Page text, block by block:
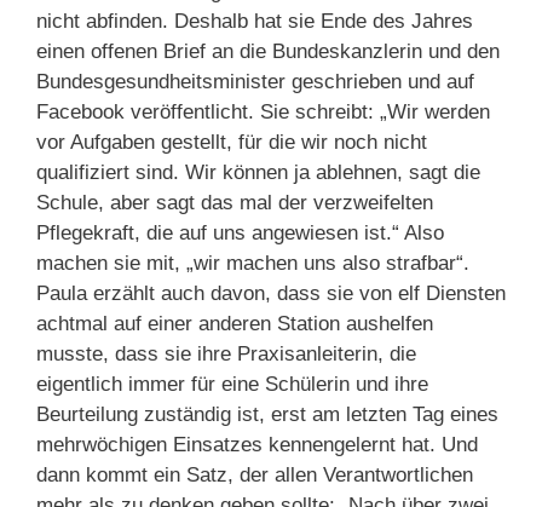
nicht abfinden. Deshalb hat sie Ende des Jahres
einen offenen Brief an die Bundeskanzlerin und den
Bundesgesundheitsminister geschrieben und auf
Facebook veröffentlicht. Sie schreibt: „Wir werden
vor Aufgaben gestellt, für die wir noch nicht
qualifiziert sind. Wir können ja ablehnen, sagt die
Schule, aber sagt das mal der verzweifelten
Pflegekraft, die auf uns angewiesen ist.“ Also
machen sie mit, „wir machen uns also strafbar“.
Paula erzählt auch davon, dass sie von elf Diensten
achtmal auf einer anderen Station aushelfen
musste, dass sie ihre Praxisanleiterin, die
eigentlich immer für eine Schülerin und ihre
Beurteilung zuständig ist, erst am letzten Tag eines
mehrwöchigen Einsatzes kennengelernt hat. Und
dann kommt ein Satz, der allen Verantwortlichen